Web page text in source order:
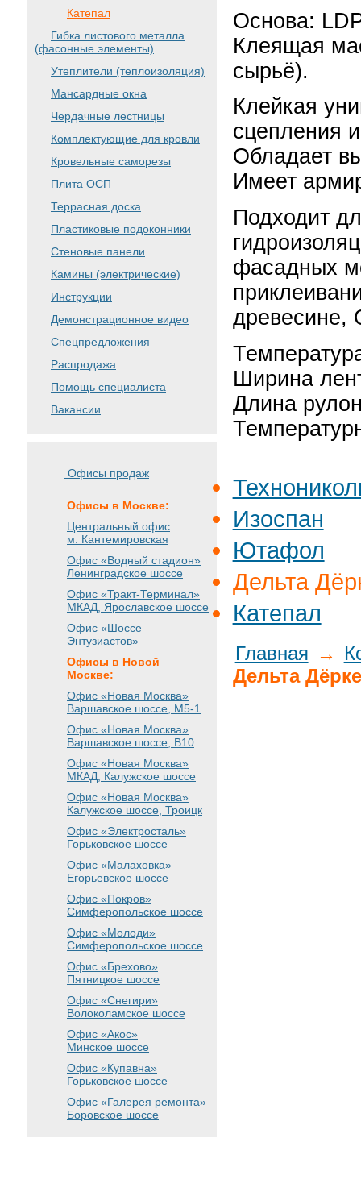
Катепал
Гибка листового металла
(фасонные элементы)
Утеплители (теплоизоляция)
Мансардные окна
Чердачные лестницы
Комплектующие для кровли
Кровельные саморезы
Плита ОСП
Террасная доска
Пластиковые подоконники
Стеновые панели
Камины (электрические)
Инструкции
Демонстрационное видео
Спецпредложения
Распродажа
Помощь специалиста
Вакансии
Офисы продаж
Офисы в Москве:
Центральный офис
м. Кантемировская
Офис «Водный стадион»
Ленинградское шоссе
Офис «Тракт-Терминал»
МКАД, Ярославское шоссе
Офис «Шоссе
Энтузиастов»
Офисы в Новой
Москве:
Офис «Новая Москва»
Варшавское шоссе , М5-1
Офис «Новая Москва»
Варшавское шоссе , B10
Офис «Новая Москва»
МКАД, Калужское шоссе
Офис «Новая Москва»
Калужское шоссе, Троицк
Офис «Электросталь»
Горьковское шоссе
Офис «Малаховка»
Егорьевское шоссе
Офис «Покров»
Симферопольское шоссе
Офис «Молоди»
Симферопольское шоссе
Офис «Брехово»
Пятницкое шоссе
Офис «Снегири»
Волоколамское шоссе
Офис «Акос»
Минское шоссе
Офис «Купавна»
Горьковское шоссе
Офис «Галерея ремонта»
Боровское шоссе
Основа:
Клеящая
сырьё).
Клейкая
сцепления
Обладает
Имеет
Подходит
фасадных
древесине,
Ширина
Длина
Изоспан
Ютафол
Дельта
Катепал
Главная →
Дельта